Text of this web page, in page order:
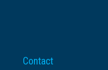
Contact